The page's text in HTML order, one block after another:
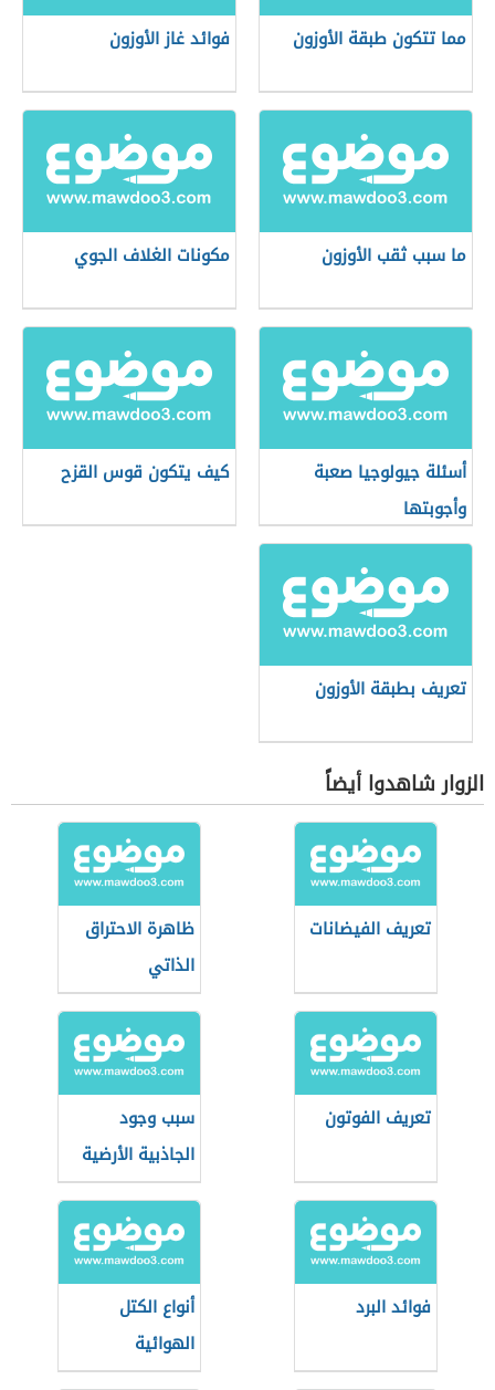
مما تتكون طبقة الأوزون فوائد غاز الأوزون
ما سبب ثقب الأوزون مكونات الغلاف الجوي
أسئلة جيولوجيا صعبة
وأجوبتها
كيف يتكون قوس القزح
تعريف بطبقة الأوزون
الزوار شاهدوا أيضاً
تعريف الفيضانات
ظاهرة الاحتراق
الذاتي
تعريف الفوتون
سبب وجود
الجاذبية الأرضية
فوائد البرد
أنواع الكتل
الهوائية